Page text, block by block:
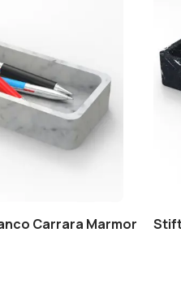
Carrara Marmor